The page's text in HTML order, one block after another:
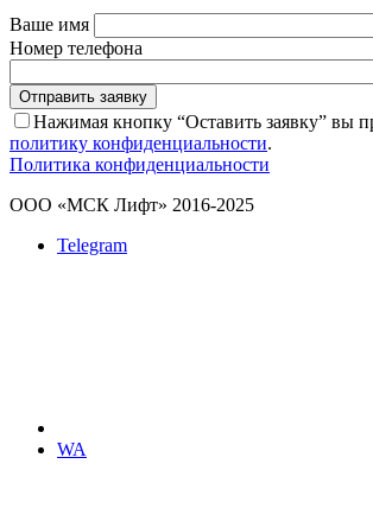
Ваше имя
Номер телефона
Отправить заявку
Нажимая кнопку “Оставить заявку” вы
политику конфиденциальности.
Политика конфиденциальности
ООО «МСК Лифт» 2016-2025
Telegram
WA